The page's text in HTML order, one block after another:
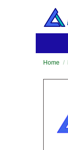
Home